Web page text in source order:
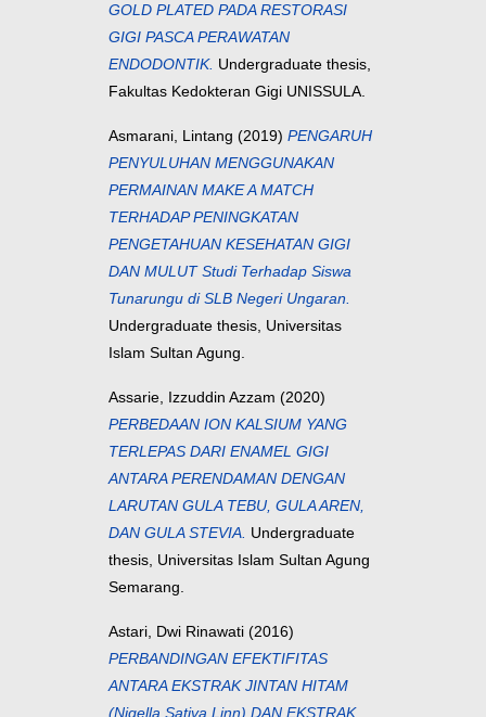
GOLD PLATED PADA RESTORASI
GIGI PASCA PERAWATAN
ENDODONTIK. Undergraduate thesis,
Fakultas Kedokteran Gigi UNISSULA.
Asmarani, Lintang (2019) PENGARUH
PENYULUHAN MENGGUNAKAN
PERMAINAN MAKE A MATCH
TERHADAP PENINGKATAN
PENGETAHUAN KESEHATAN GIGI
DAN MULUT Studi Terhadap Siswa
Tunarungu di SLB Negeri Ungaran.
Undergraduate thesis, Universitas
Islam Sultan Agung.
Assarie, Izzuddin Azzam (2020)
PERBEDAAN ION KALSIUM YANG
TERLEPAS DARI ENAMEL GIGI
ANTARA PERENDAMAN DENGAN
LARUTAN GULA TEBU, GULA AREN,
DAN GULA STEVIA. Undergraduate
thesis, Universitas Islam Sultan Agung
Semarang.
Astari, Dwi Rinawati (2016)
PERBANDINGAN EFEKTIFITAS
ANTARA EKSTRAK JINTAN HITAM
(Nigella Sativa Linn) DAN EKSTRAK